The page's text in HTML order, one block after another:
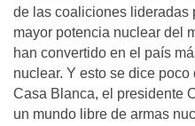
de las coaliciones lideradas
mayor potencia nuclear del
han convertido en el país
nuclear. Y esto se dice
Casa Blanca, el presidente
un mundo libre de armas